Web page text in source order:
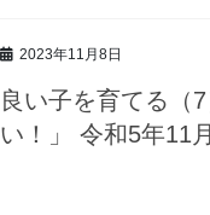
2023年11月8日
良い子を育てる（
い！」 令和5年11